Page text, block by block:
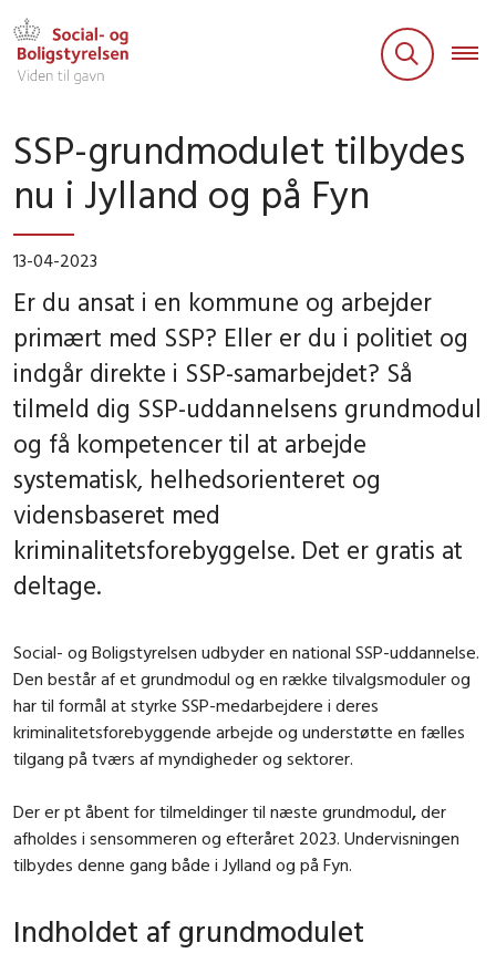
SSP-grundmodulet tilbydes
nu i Jylland og på Fyn
13-04-2023
Er du ansat i en kommune og arbejder
primært med SSP? Eller er du i politiet og
indgår direkte i SSP-samarbejdet? Så
tilmeld dig SSP-uddannelsens grundmodul
og få kompetencer til at arbejde
systematisk, helhedsorienteret og
vidensbaseret med
kriminalitetsforebyggelse. Det er gratis at
deltage.
Social- og Boligstyrelsen udbyder en national SSP-uddannelse.
Den består af et grundmodul og en række tilvalgsmoduler og
har til formål at styrke SSP-medarbejdere i deres
kriminalitetsforebyggende arbejde og understøtte en fælles
tilgang på tværs af myndigheder og sektorer.
Der er pt åbent for tilmeldinger til næste grundmodul, der
afholdes i sensommeren og efteråret 2023. Undervisningen
tilbydes denne gang både i Jylland og på Fyn.
Indholdet af grundmodulet